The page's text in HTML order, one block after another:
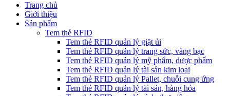
Trang chủ
Giới thiệu
Sản phẩm
Tem thẻ RFID
Tem thẻ RFID quản lý giặt ủi
Tem thẻ RFID quản lý trang sức, vàng bạc
Tem thẻ RFID quản lý mỹ phẩm, dược phẩm
Tem thẻ RFID quản lý tài sản kim loại
Tem thẻ RFID quản lý Pallet, chuỗi cung ứng
Tem thẻ RFID quản lý tài sản, hàng hóa